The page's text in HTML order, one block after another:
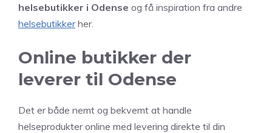
helsebutikker i Odense og få inspiration fra andre
helsebutikkerher.
Online butikker der
leverer til Odense
Det er både nemt og bekvemt at handle
helseprodukter online med levering direkte til din